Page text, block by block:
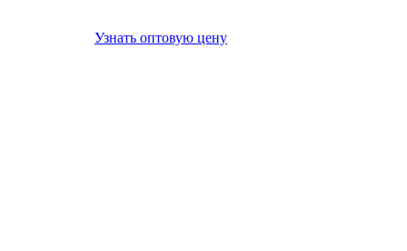
Узнать оптовую цену